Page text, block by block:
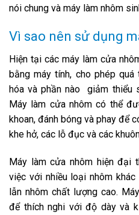
nói chung và máy làm nhôm
Vì sao nên sử dụng
Hiện tại các máy làm cửa
bằng máy tính, cho phép
hóa và phần nào giảm thiểu
Máy làm cửa nhôm có thể
khoan, đánh bóng và phay để
khe hở, các lỗ đục và các
Máy làm cửa nhôm hiện đại
việc với nhiều loại nhôm
lẫn nhôm chất lượng cao.
để thích nghi với độ dày và